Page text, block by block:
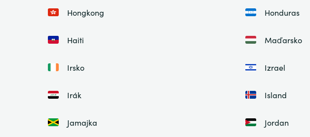
Hongkong Honduras
Haiti Maďarsko
Irsko Izrael
Irák Island
Jamajka Jordan